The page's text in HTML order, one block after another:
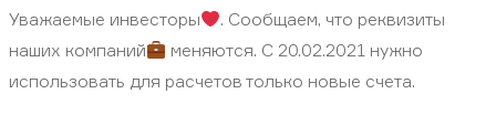
Уважаемые инвесторы
. Сообщаем, что реквизиты
наших компаний
меняются. С 20.02.2021 нужно
использовать для расчетов только новые счета.